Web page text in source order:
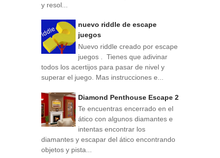
y resol...
nuevo riddle de escape
juegos
Nuevo riddle creado por escape
juegos . Tienes que adivinar
todos los acertijos para pasar de nivel y
superar el juego. Mas instrucciones e...
Diamond Penthouse Escape 2
Te encuentras encerrado en el
ático con algunos diamantes e
intentas encontrar los
diamantes y escapar del ático encontrando
objetos y pista...